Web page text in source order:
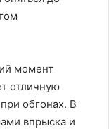
момент
отличную
обгонах. В
впрыска и